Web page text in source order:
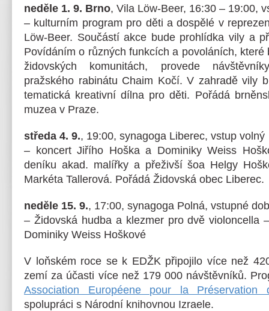
neděle 1. 9. Brno, Vila Löw-Beer, 16:30 – 19:00,
– kulturním program pro děti a dospělé v
Löw-Beer. Součástí akce bude prohlídka vily a
Povídáním o různých funkcích a povoláních, které
židovských komunitách, provede
pražského rabinátu Chaim Kočí. V zahradě vily
tematická kreativní dílna pro děti. Pořádá
muzea v Praze.
středa 4. 9., 19:00, synagoga Liberec, vstup volný
– koncert Jiřího Hoška a Dominiky Weiss
deníku akad. malířky a přeživší šoa Helgy
Markéta Tallerová. Pořádá Židovská obec Liberec.
neděle 15. 9., 17:00, synagoga Polná, vstupné
– Židovská hudba a klezmer pro dvě violoncella
Dominiky Weiss Hoškové
V loňském roce se k EDŽK připojilo více než
zemí za účasti více než 179 000 návštěvníků.
Association Européene pour la Préservation
spolupráci s Národní knihovnou Izraele.